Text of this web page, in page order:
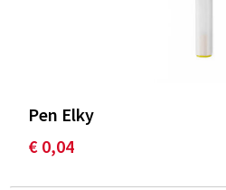
Pen Elky
€ 0,04